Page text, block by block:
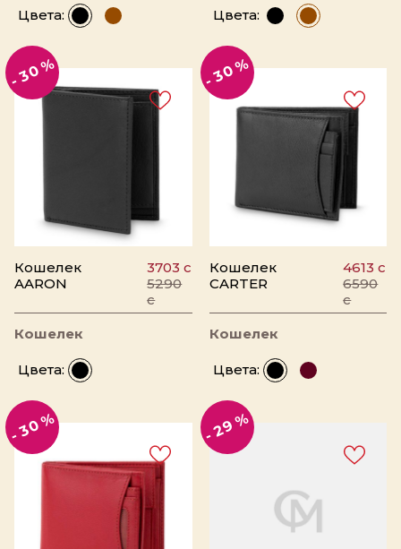
Цвета: Цвета:
- 30 %
Кошелек
AARON
3703 c
5290
c
Кошелек
Цвета:
- 30 %
Кошелек
CARTER
4613 c
6590
c
Кошелек
Цвета:
- 30 % - 29 %